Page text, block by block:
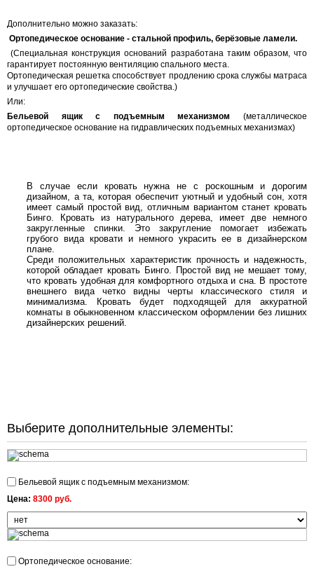
Дополнительно можно заказать:
Ортопедическое основание - стальной профиль, берёзовые ламели.
(Специальная конструкция оснований разработана таким образом, что
гарантирует постоянную вентиляцию спального места.
Ортопедическая решетка способствует продлению срока службы матраса
и улучшает его ортопедические свойства.)
Или:
Бельевой ящик с подъемным механизмом
(металлическое
ортопедическое основание на гидравлических подъемных механизмах)
В случае если кровать нужна не с роскошным и дорогим
дизайном, а та, которая обеспечит уютный и удобный сон, хотя
имеет самый простой вид, отличным вариантом станет кровать
Бинго. Кровать из натурального дерева, имеет две немного
закругленные спинки. Это закругление помогает избежать
грубого вида кровати и немного украсить ее в дизайнерском
плане.
Среди положительных характеристик прочность и надежность,
которой обладает кровать Бинго. Простой вид не мешает тому,
что кровать удобная для комфортного отдыха и сна. В простоте
внешнего вида четко видны черты классического стиля и
минимализма. Кровать будет подходящей для аккуратной
комнаты в обыкновенном классическом оформлении без лишних
дизайнерских решений.
Выберите дополнительные элементы:
Бельевой ящик с подъемным механизмом:
Цена: 8300 руб.
Ортопедическое основание: